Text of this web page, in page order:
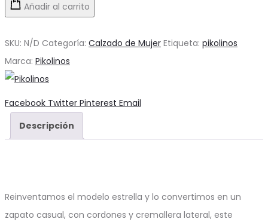
Añadir al carrito
SKU: N/D Categoría: Calzado de Mujer Etiqueta: pikolinos
Marca: Pikolinos
Compartir
Facebook Twitter Pinterest Email
Descripción
Reinventamos el modelo estrella y lo convertimos en un
zapato casual, con cordones y cremallera lateral, este